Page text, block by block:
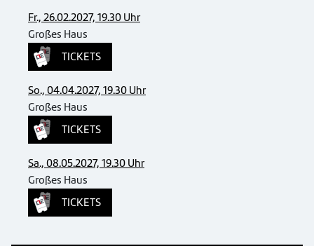
Fr., 26.02.2027, 19.30 Uhr
Großes Haus
TICKETS
So., 04.04.2027, 19.30 Uhr
Großes Haus
TICKETS
Sa., 08.05.2027, 19.30 Uhr
Großes Haus
TICKETS